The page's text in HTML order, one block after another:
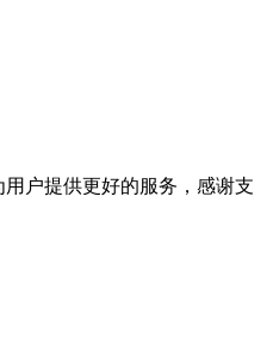
户提供更好的服务，感谢支